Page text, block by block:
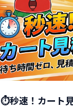
⏱️秒速！カート